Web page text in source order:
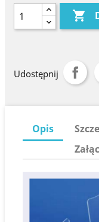

Udostępnij
Opis